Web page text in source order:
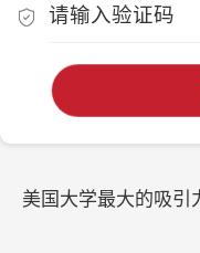
美国大学最大的吸引